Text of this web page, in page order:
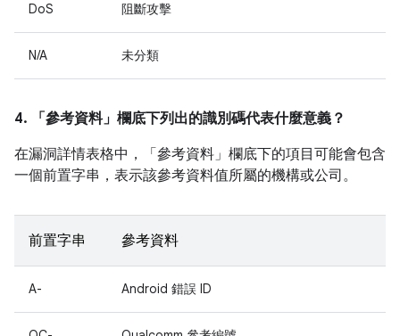
DoS 阻斷攻擊
N/A 未分類
4. 「參考資料」 欄底下列出的識別碼代表什麼意義？
在漏洞詳情表格中，「參考資料」 欄底下的項目可能會包含
一個前置字串，表示該參考資料值所屬的機構或公司。
前置字串 參考資料
A- Android 錯誤 ID